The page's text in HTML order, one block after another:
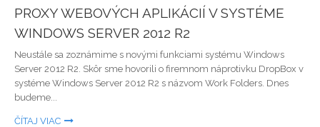
PROXY WEBOVÝCH APLIKÁCIÍ V SYSTÉME
WINDOWS SERVER 2012 R2
Neustále sa zoznámime s novými funkciami systému Windows
Server 2012 R2. Skôr sme hovorili o firemnom náprotivku DropBox v
systéme Windows Server 2012 R2 s názvom Work Folders. Dnes
budeme...
ČÍTAJ VIAC